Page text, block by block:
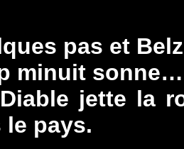
pas et
minuit sonne…
jette la
pays.